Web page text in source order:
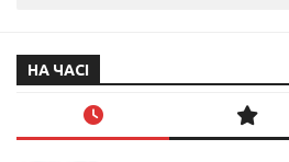
НА ЧАСІ